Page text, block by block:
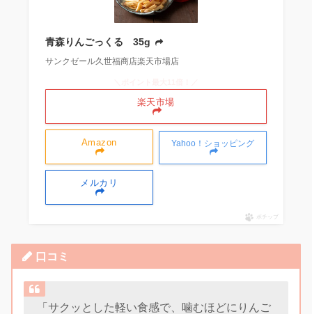
青森りんごっくる 35g
サンクゼール久世福商店楽天市場店
Amazon
楽天市場
Yahoo！ショッピング
メルカリ
ポチップ
口コミ
「サクッとした軽い食感で、噛むほどにりんご